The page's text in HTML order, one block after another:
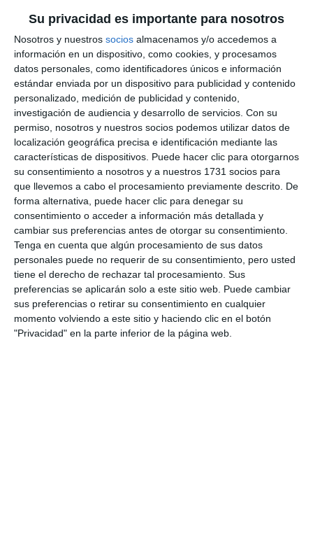
Su privacidad es importante para nosotros
Nosotros y nuestros socios almacenamos y/o accedemos a
información en un dispositivo, como cookies, y procesamos
datos personales, como identificadores únicos e información
estándar enviada por un dispositivo para publicidad y contenido
personalizado, medición de publicidad y contenido,
investigación de audiencia y desarrollo de servicios. Con su
permiso, nosotros y nuestros socios podemos utilizar datos de
localización geográfica precisa e identificación mediante las
características de dispositivos. Puede hacer clic para otorgarnos
su consentimiento a nosotros y a nuestros 1731 socios para
que llevemos a cabo el procesamiento previamente descrito. De
forma alternativa, puede hacer clic para denegar su
consentimiento o acceder a información más detallada y
cambiar sus preferencias antes de otorgar su consentimiento.
Tenga en cuenta que algún procesamiento de sus datos
personales puede no requerir de su consentimiento, pero usted
tiene el derecho de rechazar tal procesamiento. Sus
preferencias se aplicarán solo a este sitio web. Puede cambiar
sus preferencias o retirar su consentimiento en cualquier
momento volviendo a este sitio y haciendo clic en el botón
"Privacidad" en la parte inferior de la página web.